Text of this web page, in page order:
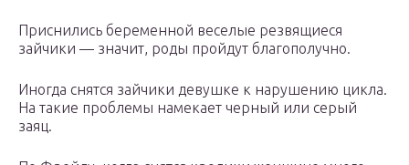
Приснились беременной веселые резвящиеся
зайчики — значит, роды пройдут благополучно.
Иногда снятся зайчики девушке к нарушению цикла.
На такие проблемы намекает черный или серый
заяц.